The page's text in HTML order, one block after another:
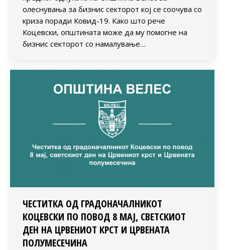
олеснувања за бизнис секторот кој се соочува со
криза поради Ковид-19. Како што рече
Коцевски, општината може да му помогне на
бизнис секторот со намалување…
ЧЕСТИТКА ОД ГРАДОНАЧАЛНИКОТ
КОЦЕВСКИ ПО ПОВОД 8 МАЈ, СВЕТСКИОТ
ДЕН НА ЦРВЕНИОТ КРСТ И ЦРВЕНАТА
ПОЛУМЕСЕЧИНА